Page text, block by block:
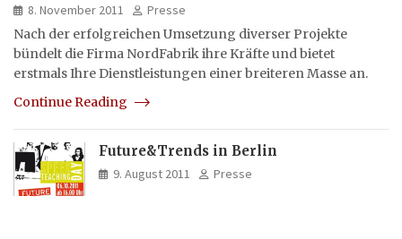
8. November 2011
Presse
Nach der erfolgreichen Umsetzung diverser Projekte
bündelt die Firma NordFabrik ihre Kräfte und bietet
erstmals Ihre Dienstleistungen einer breiteren Masse an.
Continue Reading
Future&Trends in Berlin
9. August 2011 Presse